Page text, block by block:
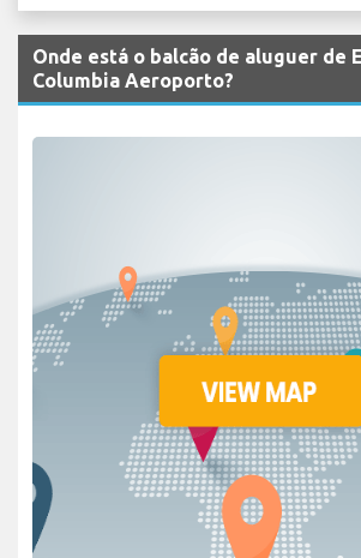
Onde está o balcão de aluguer de
Columbia Aeroporto?